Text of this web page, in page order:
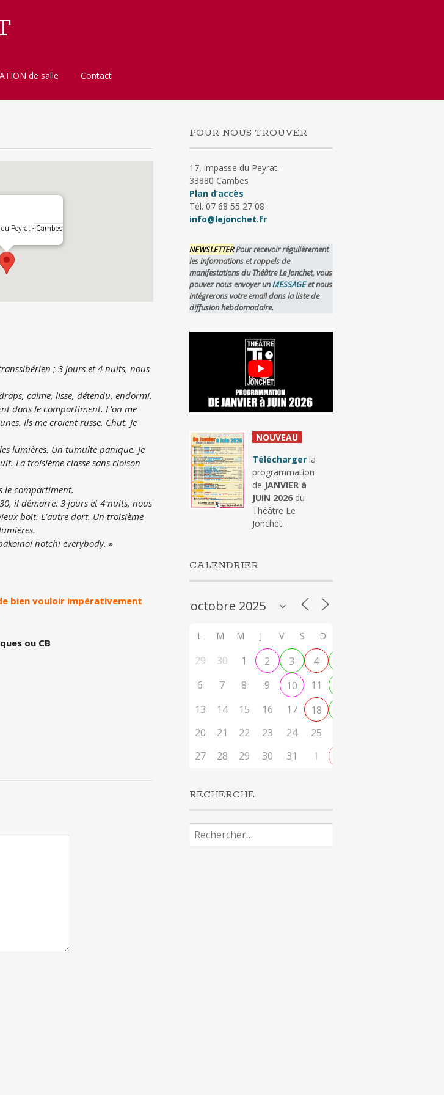
de salle Contact
Peyrat - Cambes
; 3 jours et 4 nuits, nous
calme, lisse, détendu, endormi.
dans le compartiment. L’on me
Ils me croient russe. Chut. Je
lumières. Un tumulte panique. Je
La troisième classe sans cloison
le compartiment.
il démarre. 3 jours et 4 nuits, nous
boit. L’autre dort. Un troisième
notchi everybody. »
bien vouloir impérativement
ou CB
POUR NOUS TROUVER
17, impasse du Peyrat.
33880 Cambes
Plan d’accès
Tél. 07 68 55 27 08
info@lejonchet.fr
NEWSLETTERPour recevoir régulièrement
les informations et rappels de
manifestations du Théâtre Le Jonchet, vous
pouvez nous envoyer unMESSAGEet nous
intégrerons votre email dans la liste de
diffusion hebdomadaire.
NOUVEAU
Télécharger la
programmation
de JANVIER à
JUIN 2026 du
Théâtre Le
Jonchet.
CALENDRIER
L M M J V S D
29 30 1 2 3 4
6
7 8 9 10 11
13
14 15 16 17 18
20
21 22 23 24 25
27
28 29 30 31 1
RECHERCHE